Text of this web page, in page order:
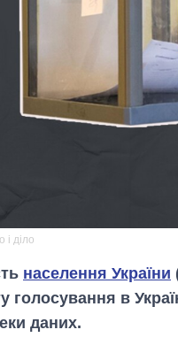
і діло
населення України
голосування в
даних.